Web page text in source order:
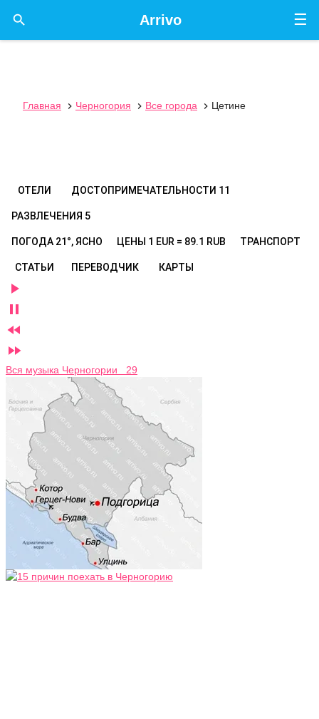
☰
Arrivo

Главная  Черногория  Все города  Цетине
ОТЕЛИ ДОСТОПРИМЕЧАТЕЛЬНОСТИ 11
РАЗВЛЕЧЕНИЯ 5
ПОГОДА 21°, ЯСНО ЦЕНЫ 1 EUR = 89.1 RUB ТРАНСПОРТ
СТАТЬИ ПЕРЕВОДЧИК КАРТЫ




Вся музыка Черногории 29